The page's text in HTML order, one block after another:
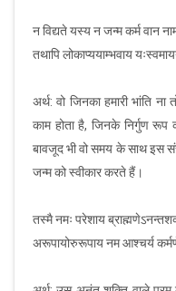
न विद्यते यस्य न जन्म कर्म वान
तथापि लोकाप्ययाम्भवाय
अर्थ: वो जिनका हमारी भांति
काम होता है, जिनके निर्गुण
बावजूद भी वो समय के साथ इस
जन्म को स्वीकार करते हैं।
तस्मै नमः परेशाय
अरूपायोरुरूपाय नम आश्चर्य